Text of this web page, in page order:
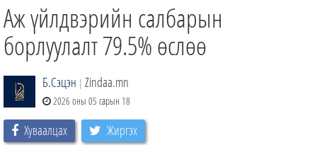
ӨГЛӨӨНИЙ СОНИН
АУДИО ЗОХИОЛ
ЗИНДАА СЭТГҮҮЛ
Аж үйлдвэрийн салбарын
борлуулалт 79.5% өслөө
Б.Сэцэн | Zindaa.mn
2026 оны 05 сарын 18
Хуваалцах Жиргэх